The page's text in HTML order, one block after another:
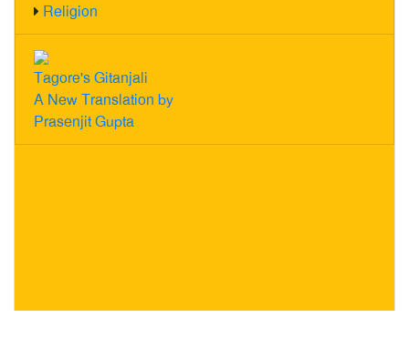
Religion
Tagore's Gitanjali
A New Translation by
Prasenjit Gupta